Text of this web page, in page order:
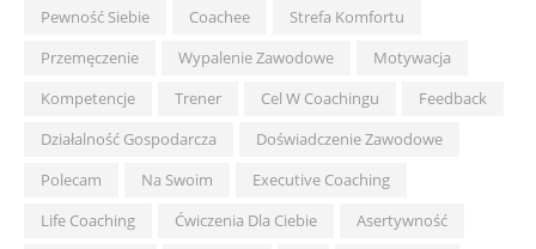
Pewność Siebie
Coachee
Strefa Komfortu
Przemęczenie
Wypalenie Zawodowe
Motywacja
Kompetencje
Trener Cel W Coachingu
Feedback
Działalność Gospodarcza
Doświadczenie Zawodowe
Polecam
Na Swoim
Executive Coaching
Life Coaching
Ćwiczenia Dla Ciebie
Asertywność